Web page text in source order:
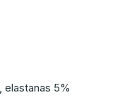
elastanas 5%